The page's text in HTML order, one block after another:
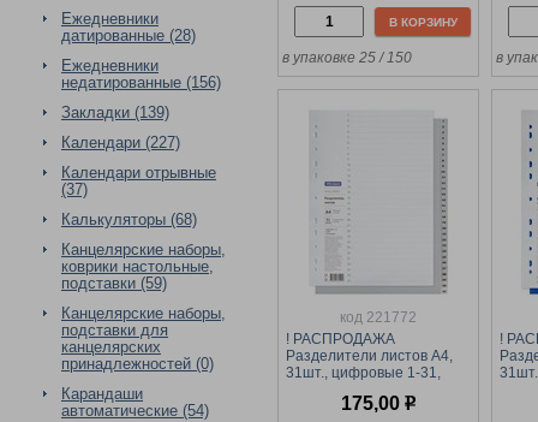
Ежедневники
датированные (28)
Ежедневники
недатированные (156)
Закладки (139)
Календари (227)
Календари отрывные
(37)
Калькуляторы (68)
Канцелярские наборы,
коврики настольные,
подставки (59)
Канцелярские наборы,
подставки для
канцелярских
принадлежностей (0)
Карандаши
автоматические (54)
В КОРЗИНУ
в упаковке 25 / 150 в
код 221772
! РАСПРОДАЖА
Разделители листов А4,
31шт., цифровые 1-31,
366054) пластик
175,00 р
!